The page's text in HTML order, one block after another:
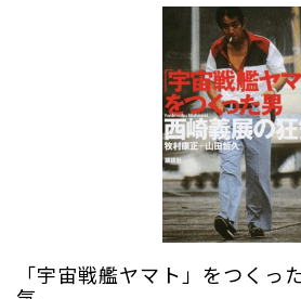
「宇宙戦艦ヤマト」をつくっ